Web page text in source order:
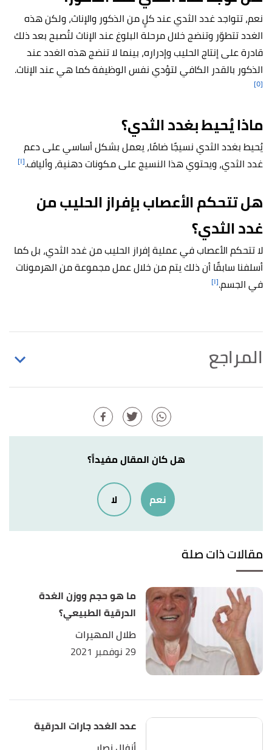
نعم، تتواجد غدد الثدي عند كلٍ من الذكور والإناث، ولكن هذه
الغدد تتطوّر وتنضج خلال مرحلة البلوغ عند الإناث لتُصبح بعد ذلك
قادرة على إنتاج الحليب وإدراره، بينما لا تنضج هذه الغدد عند
الذكور بالقدر الكافي لتؤدي نفس الوظيفة كما هي عند الإناث.
[٥]
ماذا يُحيط بغدد الثدي؟
يُحيط بغدد الثدي نسيجًا ضامًا، يعمل بشكل أساسي على دعم
غدد الثدي، ويحتوي هذا النسيج على مكونات دهنية، وألياف.[١]
هل تتحكم الأعصاب بإفراز الحليب من
غدد الثدي؟
لا تتحكم الأعصاب في عملية إفراز الحليب من غدد الثدي، بل كما
أسلفنا سابقًا أن ذلك يتم من خلال عمل مجموعة من الهرمونات
في الجسم.[١]
المراجع
teachmeanatomy , Retrieved 11/10/2021.
mammary gland is a,in response to estrogen
4/11/2021. Edited.
Melissa Conrad StOppler (25/7/2020),
Anatomy",medicinenet, Retrieved 11/10/2021.
Edited.
11/10/2021. Edited.
↑
JAKE SEINER (26/2/2015),"Can Men Lactate?",
mentalfloss, Retrieved 12/10/2021. Edited.
هل كان المقال مفيداً؟
نعم لا
مقالات ذات صلة
ما هو حجم ووزن الغدة
الدرقية الطبيعي؟
طلال المهيرات
29 نوفمبر 2021
عدد الغدد جارات الدرقية